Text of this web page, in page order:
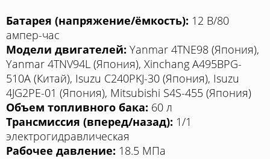
Батарея (напряжение/ёмкость): 12 В/80
ампер-час
Модели двигателей: Yanmar 4TNE98 (Япония),
Yanmar 4TNV94L (Япония), Xinchang A495BPG-
510A (Китай), Isuzu C240PKJ-30 (Япония), Isuzu
4JG2PE-01 (Япония), Mitsubishi S4S-455 (Япония)
Объем топливного бака: 60 л
Трансмиссия (вперед/назад): 1/1
электрогидравлическая
Рабочее давление: 18.5 МПа